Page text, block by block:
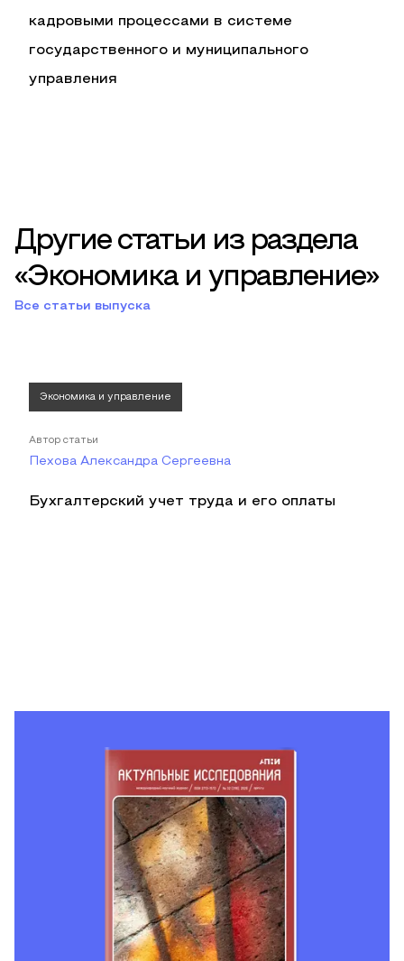
кадровыми процессами в системе
государственного и муниципального
управления
Другие статьи из раздела
«Экономика и управление»
Все статьи выпуска
Экономика и управление
Автор статьи
Пехова Александра Сергеевна
Бухгалтерский учет труда и его оплаты